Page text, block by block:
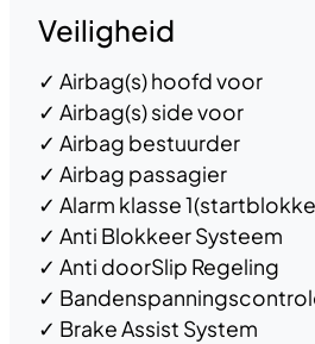
Veiligheid
✓ Airbag(s) hoofd voor
✓ Airbag(s) side voor
✓ Airbag bestuurder
✓ Airbag passagier
✓ Alarm klasse
✓ Anti Blokkeer Systeem
✓ Anti doorSlip Regeling
✓
✓ Brake Assist System